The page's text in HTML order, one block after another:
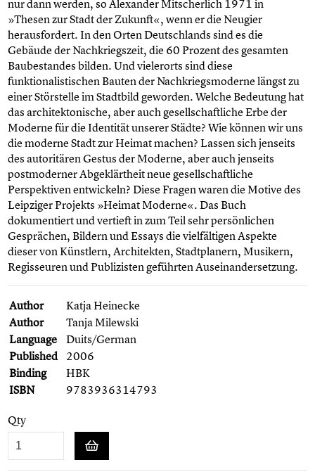
nur dann werden, so Alexander Mitscherlich 1971 in
»Thesen zur Stadt der Zukunft«, wenn er die Neugier
herausfordert. In den Orten Deutschlands sind es die
Gebäude der Nachkriegszeit, die 60 Prozent des gesamten
Baubestandes bilden. Und vielerorts sind diese
funktionalistischen Bauten der Nachkriegsmoderne längst zu
einer Störstelle im Stadtbild geworden. Welche Bedeutung hat
das architektonische, aber auch gesellschaftliche Erbe der
Moderne für die Identität unserer Städte? Wie können wir uns
die moderne Stadt zur Heimat machen? Lassen sich jenseits
des autoritären Gestus der Moderne, aber auch jenseits
postmoderner Abgeklärtheit neue gesellschaftliche
Perspektiven entwickeln? Diese Fragen waren die Motive des
Leipziger Projekts »Heimat Moderne«. Das Buch
dokumentiert und vertieft in zum Teil sehr persönlichen
Gesprächen, Bildern und Essays die vielfältigen Aspekte
dieser von Künstlern, Architekten, Stadtplanern, Musikern,
Regisseuren und Publizisten geführten Auseinandersetzung.
Author
Katja Heinecke
Author
Tanja Milewski
Language
Duits/German
Published 2006
Binding
HBK
ISBN
9783936314793
Qty